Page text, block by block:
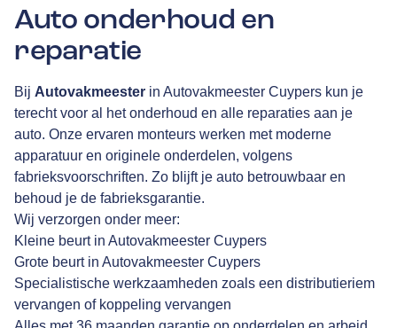
Auto onderhoud en
reparatie
Bij Autovakmeester in Autovakmeester Cuypers kun je
terecht voor al het onderhoud en alle reparaties aan je
auto. Onze ervaren monteurs werken met moderne
apparatuur en originele onderdelen, volgens
fabrieksvoorschriften. Zo blijft je auto betrouwbaar en
behoud je de fabrieksgarantie.
Wij verzorgen onder meer:
Kleine beurt in Autovakmeester Cuypers
Grote beurt in Autovakmeester Cuypers
Specialistische werkzaamheden zoals een distributieriem
vervangen of koppeling vervangen